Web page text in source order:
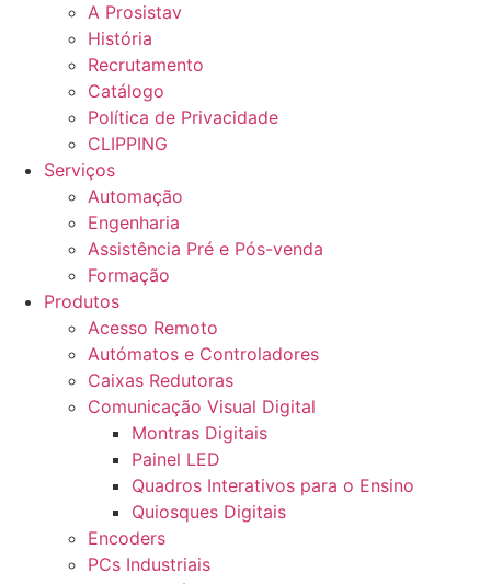
A Prosistav
História
Recrutamento
Catálogo
Política de Privacidade
CLIPPING
Serviços
Automação
Engenharia
Assistência Pré e Pós-venda
Formação
Produtos
Acesso Remoto
Autómatos e Controladores
Caixas Redutoras
Comunicação Visual Digital
Montras Digitais
Painel LED
Quadros Interativos para o Ensino
Quiosques Digitais
Encoders
PCs Industriais